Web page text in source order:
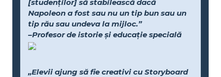
[studenților] să stabilească dacă
Napoleon a fost sau nu un tip bun sau un
tip rău sau undeva la mijloc.”
–Profesor de istorie și educație specială
„Elevii ajung să fie creativi cu Storyboard